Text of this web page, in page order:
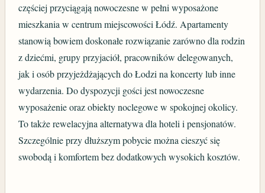
częściej przyciągają nowoczesne w pełni wyposażone
mieszkania w centrum miejscowości Łódź. Apartamenty
stanowią bowiem doskonałe rozwiązanie zarówno dla rodzin
z dziećmi, grupy przyjaciół, pracowników delegowanych,
jak i osób przyjeżdżających do Łodzi na koncerty lub inne
wydarzenia. Do dyspozycji gości jest nowoczesne
wyposażenie oraz obiekty noclegowe w spokojnej okolicy.
To także rewelacyjna alternatywa dla hoteli i pensjonatów.
Szczególnie przy dłuższym pobycie można cieszyć się
swobodą i komfortem bez dodatkowych wysokich kosztów.